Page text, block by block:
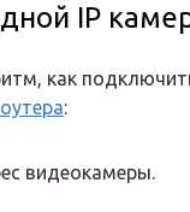
IP
как
:
видеокамеры.